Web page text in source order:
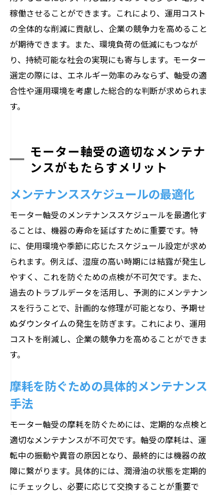
稼働させることができます。これにより、運用コスト
の全体的な削減に貢献し、企業の競争力を高めること
が期待できます。また、環境負荷の低減にもつなが
り、持続可能な社会の実現にも寄与します。モーター
選定の際には、エネルギー効率のみならず、軸受の適
合性や運用環境を考慮した総合的な判断が求められま
す。
モーター軸受の適切なメンテナ
ンスがもたらすメリット
メンテナンススケジュールの最適化
モーター軸受のメンテナンススケジュールを最適化す
ることは、機器の寿命を延ばすために重要です。特
に、使用環境や季節に応じたスケジュール設定が求め
られます。例えば、湿度の高い時期には結露が発生し
やすく、これを防ぐための点検が不可欠です。また、
過去のトラブルデータを活用し、予測的にメンテナン
スを行うことで、計画的な修理が可能となり、予期せ
ぬダウンタイムの発生を防ぎます。これにより、運用
コストを削減し、企業の競争力を高めることができま
す。
摩耗を防ぐための具体的メンテナンス
手法
モーター軸受の摩耗を防ぐためには、定期的な点検と
適切なメンテナンスが不可欠です。軸受の摩耗は、運
転中の振動や異音の原因となり、最終的には機器の故
障に繋がります。具体的には、潤滑油の状態を定期的
にチェックし、必要に応じて交換することが重要で